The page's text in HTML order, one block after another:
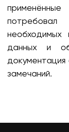
потребовал
необходимых
данных и
документация
замечаний.